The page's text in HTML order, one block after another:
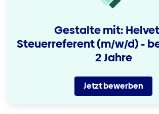
Gestalte mit:
Steuerreferent (m/w/d) -
2 Jahre
Jetzt bewerben